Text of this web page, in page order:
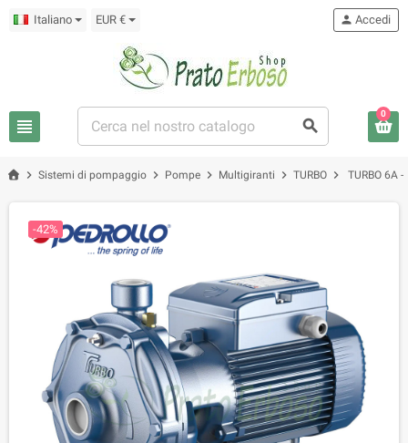
Italiano EUR €
view_headline search
person Accedi
0
chevron_right Sistemi di pompaggio chevron_right Pompe chevron_right Multigiranti chevron_right TURBO chevron_right TURBO 6A
-42%